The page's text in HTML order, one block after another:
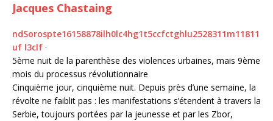
Jacques Chastaing
ndSorospte16158878ilh0lc4hg1t5ccfctghlu2528311m11811
uf l3clf ·
5ème nuit de la parenthèse des violences urbaines, mais 9ème
mois du processus révolutionnaire
Cinquième jour, cinquième nuit. Depuis près d’une semaine, la
révolte ne faiblit pas : les manifestations s’étendent à travers la
Serbie, toujours portées par la jeunesse et par les Zbor,